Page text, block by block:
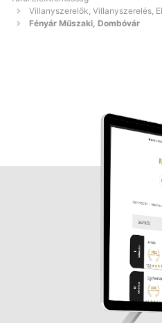
Villanyszerelők, Villanyszerelés,
Fényár Műszaki, Dombóvár